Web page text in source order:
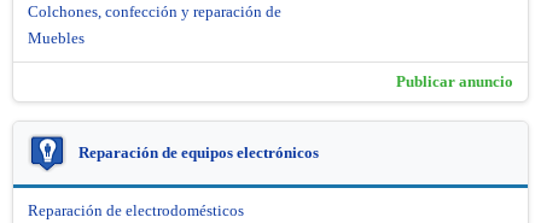
Colchones, confección y reparación de
Muebles
Publicar anuncio
Reparación de equipos electrónicos
Reparación de electrodomésticos